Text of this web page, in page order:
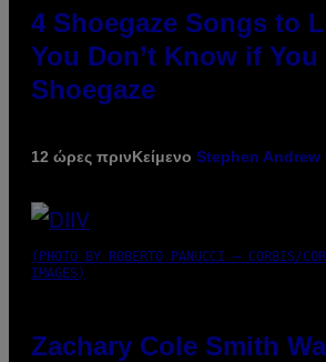
4 Shoegaze Songs to
You Don’t Know if
Shoegaze
12 ώρες πρινΚείμενο Stephen Andrew
(PHOTO BY ROBERTO PANUCCI – CORBIS/
IMAGES)
Zachary Cole Smith